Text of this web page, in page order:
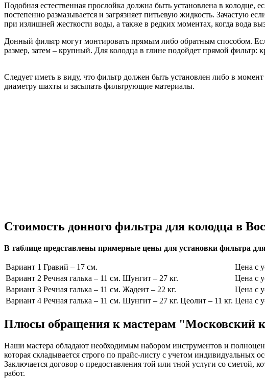
Подобная естественная прослойка должна быть установлена в
постепенно размазывается и загрязняет питьевую жидкость. Зачастую
при излишней жесткости воды, а также в редких моментах, когда вода
Донный фильтр могут монтировать прямым либо обратным способом.
размер, затем – крупный. Для колодца в глине подойдет прямой фильтр:
Следует иметь в виду, что фильтр должен быть установлен либо в
диаметру шахты и засыпать фильтрующие материалы.
Стоимость донного фильтра для колодца в
В таблице представлены примерные цены для установки фильтра
Вариант 1 Гравий – 17 см.
Цена с
Вариант 2 Речная галька – 11 см. Шунгит – 27 кг.
Цена с
Вариант 3 Речная галька – 11 см. Жадеит – 22 кг.
Цена с
Вариант 4 Речная галька – 11 см. Шунгит – 27 кг. Цеолит – 11 кг. Цена с
Плюсы обращения к мастерам "Московский
Наши мастера обладают необходимым набором инструментов и
которая складывается строго по прайс-листу с учетом индивидуальных
Заключается договор о предоставления той или тной услуги со сметой,
работ.